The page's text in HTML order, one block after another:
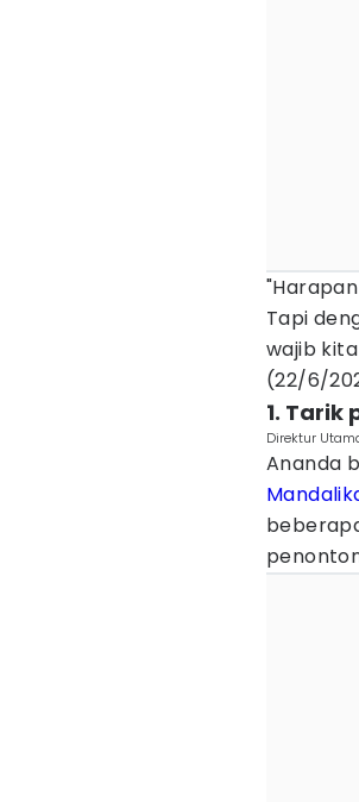
Tapi
wajib
(22/6/
1. Tarik
Direktur
Ananda